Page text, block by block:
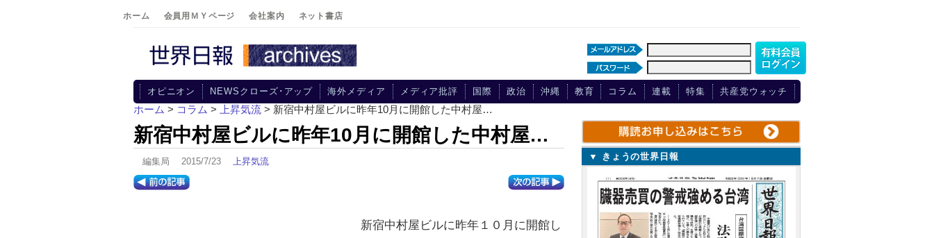
ホーム 会員用ＭＹページ 会社案内 ネット書店
オピニオン NEWSクローズ･アップ 海外メディア メディア批評 国際 政治 沖縄 教育 コラム 連載 特集 共産党ウォッチ
ホーム > コラム > 上昇気流 > 新宿中村屋ビルに昨年10月に開館した中村屋…
新宿中村屋ビルに昨年10月に開館した中村屋…
編集局 2015/7/23 上昇気流
新宿中村屋ビルに昨年１０月に開館し
▼ きょうの世界日報